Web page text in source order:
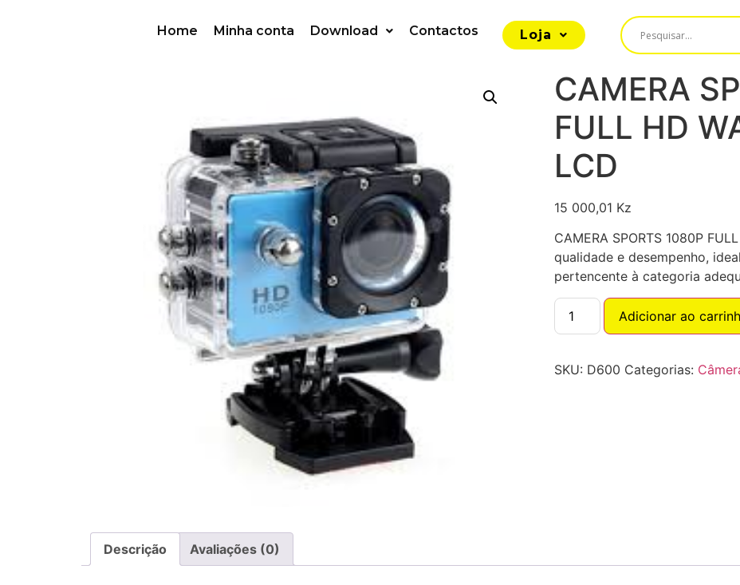
Home Minha conta Download Contactos Loja
CAMERA
FULL HD
LCD
15 000,01 Kz
CAMERA SPORTS 1080P
qualidade e desempenho,
pertencente à categoria
Adicionar ao
SKU: D600 Categorias:
Descrição Avaliações (0)